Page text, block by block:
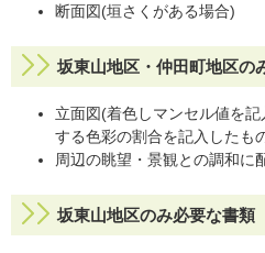
断面図(垣さくがある場合)
坂東山地区・仲田町地区の
立面図(着色しマンセル値を
する色彩の割合を記入したも
周辺の眺望・景観との調和に
坂東山地区のみ必要な書類